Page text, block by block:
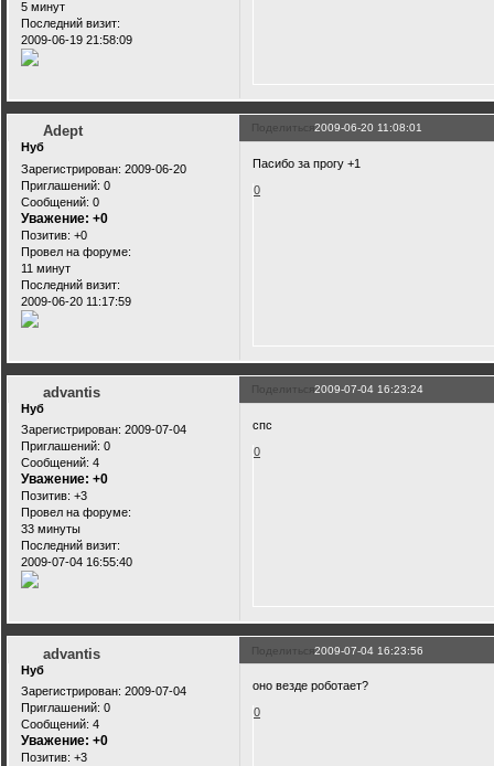
5 минут
Последний визит:
2009-06-19 21:58:09
Поделиться2009-06-20 11:08:01
Adept
Нуб
Зарегистрирован: 2009-06-20
Приглашений: 0
Сообщений: 0
Уважение: +0
Позитив: +0
Провел на форуме:
11 минут
Последний визит:
2009-06-20 11:17:59
Пасибо за прогу +1
0
Поделиться2009-07-04 16:23:24
advantis
Нуб
Зарегистрирован: 2009-07-04
Приглашений: 0
Сообщений: 4
Уважение: +0
Позитив: +3
Провел на форуме:
33 минуты
Последний визит:
2009-07-04 16:55:40
спс
0
Поделиться2009-07-04 16:23:56
advantis
Нуб
Зарегистрирован: 2009-07-04
Приглашений: 0
Сообщений: 4
Уважение: +0
Позитив: +3
оно везде роботает?
0